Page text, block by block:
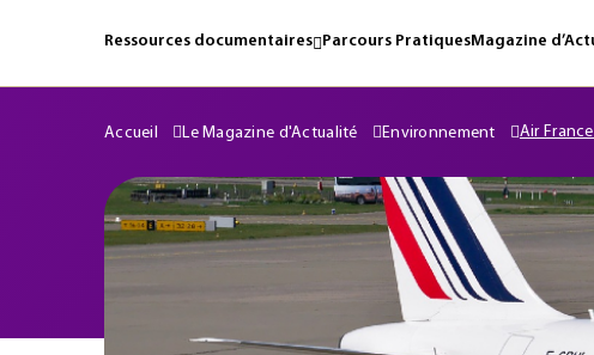
Ressources documentaires Parcours PratiquesMagazine
Accueil Le Magazine d'Actualité Environnement Air